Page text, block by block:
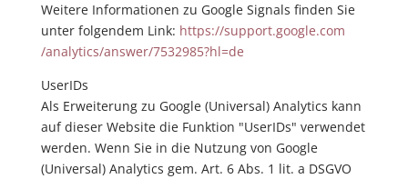
Weitere Informationen zu Google Signals finden Sie
unter folgendem Link: https://support.google.com
/analytics/answer/7532985?hl=de
UserIDs
Als Erweiterung zu Google (Universal) Analytics kann
auf dieser Website die Funktion "UserIDs" verwendet
werden. Wenn Sie in die Nutzung von Google
(Universal) Analytics gem. Art. 6 Abs. 1 lit. a DSGVO